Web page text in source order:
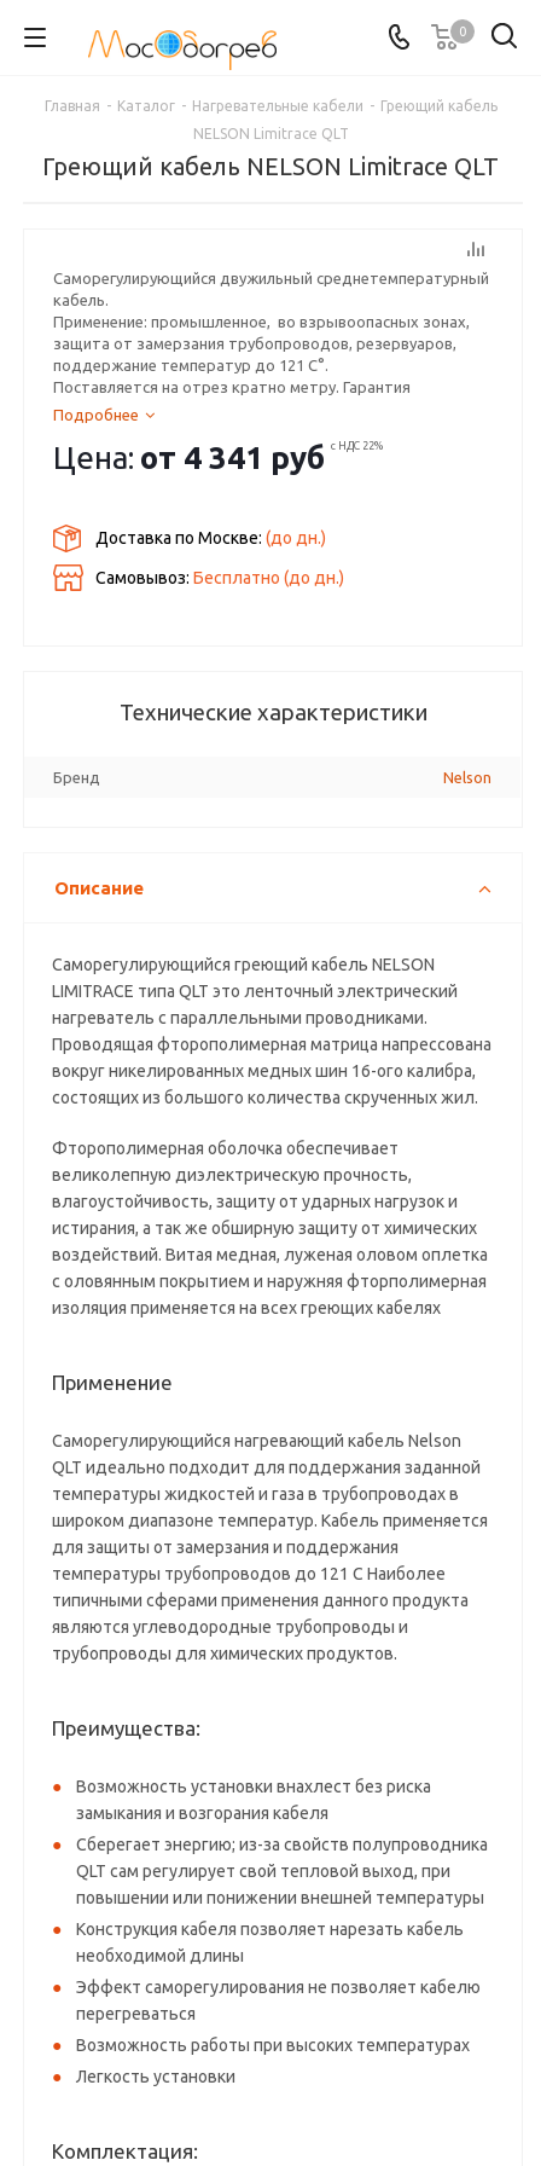
0
Главная - Каталог - Нагревательные кабели - Греющий кабель
NELSON Limitrace QLT
Греющий кабель NELSON Limitrace QLT
Саморегулирующийся двужильный среднетемпературный
кабель.
Применение: промышленное, во взрывоопасных зонах,
защита от замерзания трубопроводов, резервуаров,
поддержание температур до 121 С°.
Поставляется на отрез кратно метру. Гарантия
производителя - 5 лет.
Подробнее
Цена: от 4 341 руб с НДС 22%
Доставка по Москве:(до дн.)
Самовывоз:Бесплатно (до дн.)
Технические характеристики
Бренд Nelson
Описание
Саморегулирующийся греющий кабель NELSON
LIMITRACE типа QLT это ленточный электрический
нагреватель с параллельными проводниками.
Проводящая фторополимерная матрица напрессована
вокруг никелированных медных шин 16-ого калибра,
состоящих из большого количества скрученных жил.
Фторополимерная оболочка обеспечивает
великолепную диэлектрическую прочность,
влагоустойчивость, защиту от ударных нагрузок и
истирания, а так же обширную защиту от химических
воздействий. Витая медная, луженая оловом оплетка
с оловянным покрытием и наружняя фторполимерная
изоляция применяется на всех греющих кабелях
Применение
Саморегулирующийся нагревающий кабель Nelson
QLT идеально подходит для поддержания заданной
температуры жидкостей и газа в трубопроводах в
широком диапазоне температур. Кабель применяется
для защиты от замерзания и поддержания
температуры трубопроводов до 121 С Наиболее
типичными сферами применения данного продукта
являются углеводородные трубопроводы и
трубопроводы для химических продуктов.
Преимущества:
Возможность установки внахлест без риска
замыкания и возгорания кабеля
Сберегает энергию; из-за свойств полупроводника
QLT сам регулирует свой тепловой выход, при
повышении или понижении внешней температуры
Конструкция кабеля позволяет нарезать кабель
необходимой длины
Эффект саморегулирования не позволяет кабелю
перегреваться
Возможность работы при высоких температурах
Легкость установки
Комплектация: